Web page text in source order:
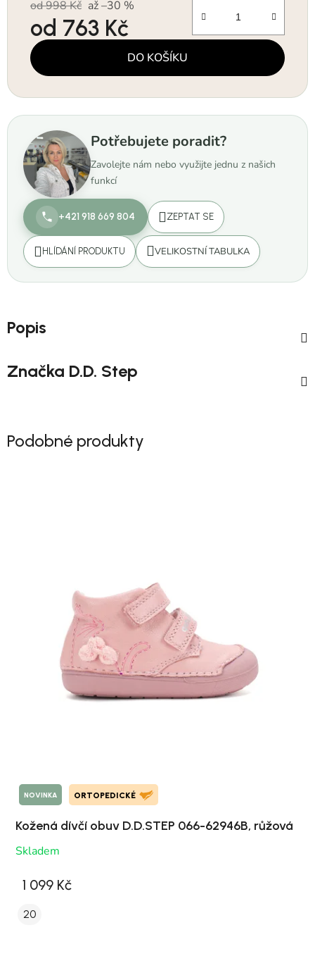
od 998 Kč až –30 %
od 763 Kč
Měrná cena: DO KOŠÍKU
Potřebujete poradit?
Zavolejte nám nebo využijte jednu z našich
funkcí
+421 918 669 804 ZEPTAT SE
HLÍDÁNÍ PRODUKTU VELIKOSTNÍ TABULKA
Popis
Značka D.D. Step
Podobné produkty
NOVINKA ORTOPEDICKÉ
Kožená dívčí obuv D.D.STEP 066-62946B, růžová
Skladem
1 099 Kč
20